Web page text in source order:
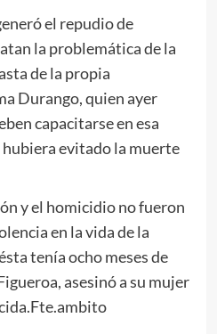
el repudio de
la problemática de la
de la propia
Durango, quien ayer
capacitarse en esa
evitado la muerte
y el homicidio no fueron
en la vida de la
tenía ocho meses de
asesinó a su mujer